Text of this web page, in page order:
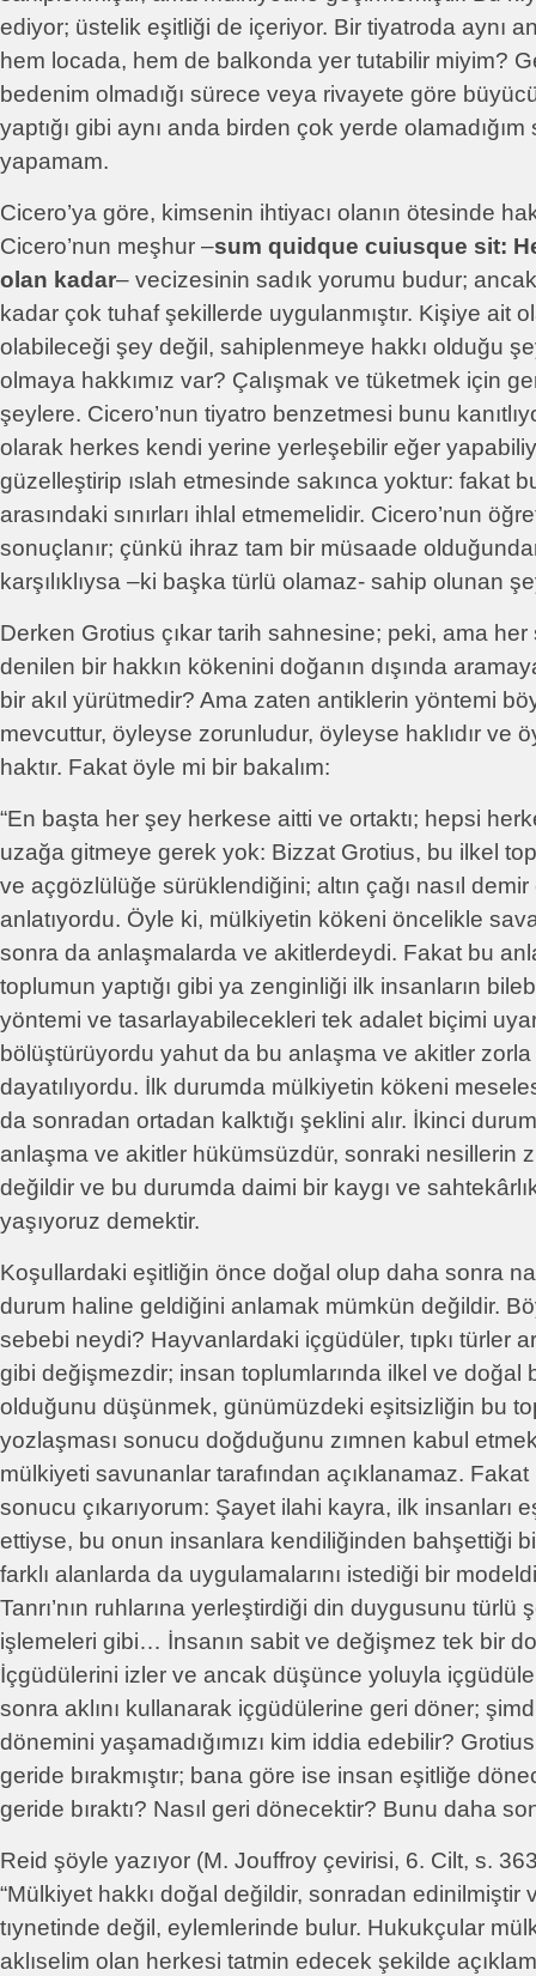
ediyor; üstelik eşitliği de içeriyor. Bir tiyatroda aynı
hem locada, hem de balkonda yer tutabilir miyim?
bedenim olmadığı sürece veya rivayete göre
yaptığı gibi aynı anda birden çok yerde
yapamam.
Cicero’ya göre, kimsenin ihtiyacı olanın ötesinde
Cicero’nun meşhur –sum quidque cuiusque sit:
olan kadar– vecizesinin sadık yorumu budur;
kadar çok tuhaf şekillerde uygulanmıştır. Kişiye ait
olabileceği şey değil, sahiplenmeye hakkı olduğu
olmaya hakkımız var? Çalışmak ve tüketmek için
şeylere. Cicero’nun tiyatro benzetmesi bunu
olarak herkes kendi yerine yerleşebilir eğer
güzelleştirip ıslah etmesinde sakınca yoktur: fakat
arasındaki sınırları ihlal etmemelidir. Cicero’nun
sonuçlanır; çünkü ihraz tam bir müsaade
karşılıklıysa –ki başka türlü olamaz- sahip olunan
Derken Grotius çıkar tarih sahnesine; peki, ama
denilen bir hakkın kökenini doğanın dışında
bir akıl yürütmedir? Ama zaten antiklerin yöntemi
mevcuttur, öyleyse zorunludur, öyleyse haklıdır ve
haktır. Fakat öyle mi bir bakalım:
“En başta her şey herkese aitti ve ortaktı; hepsi
uzağa gitmeye gerek yok: Bizzat Grotius, bu ilkel
ve açgözlülüğe sürüklendiğini; altın çağı nasıl demir
anlatıyordu. Öyle ki, mülkiyetin kökeni öncelikle
sonra da anlaşmalarda ve akitlerdeydi. Fakat bu
toplumun yaptığı gibi ya zenginliği ilk insanların
yöntemi ve tasarlayabilecekleri tek adalet biçimi
bölüştürüyordu yahut da bu anlaşma ve akitler zorla
dayatılıyordu. İlk durumda mülkiyetin kökeni
da sonradan ortadan kalktığı şeklini alır. İkinci
anlaşma ve akitler hükümsüzdür, sonraki nesillerin
değildir ve bu durumda daimi bir kaygı ve
yaşıyoruz demektir.
Koşullardaki eşitliğin önce doğal olup daha sonra
durum haline geldiğini anlamak mümkün değildir.
sebebi neydi? Hayvanlardaki içgüdüler, tıpkı türler
gibi değişmezdir; insan toplumlarında ilkel ve doğal
olduğunu düşünmek, günümüzdeki eşitsizliğin bu
yozlaşması sonucu doğduğunu zımnen kabul
mülkiyeti savunanlar tarafından açıklanamaz.
sonucu çıkarıyorum: Şayet ilahi kayra, ilk insanları
ettiyse, bu onun insanlara kendiliğinden bahşettiği
farklı alanlarda da uygulamalarını istediği bir
Tanrı’nın ruhlarına yerleştirdiği din duygusunu türlü
işlemeleri gibi… İnsanın sabit ve değişmez tek bir
İçgüdülerini izler ve ancak düşünce yoluyla
sonra aklını kullanarak içgüdülerine geri döner;
dönemini yaşamadığımızı kim iddia edebilir?
geride bırakmıştır; bana göre ise insan eşitliğe
geride bıraktı? Nasıl geri dönecektir? Bunu daha
Reid şöyle yazıyor (M. Jouffroy çevirisi, 6. Cilt, s.
“Mülkiyet hakkı doğal değildir, sonradan edinilmiştir
tıynetinde değil, eylemlerinde bulur. Hukukçular
aklıselim olan herkesi tatmin edecek şekilde